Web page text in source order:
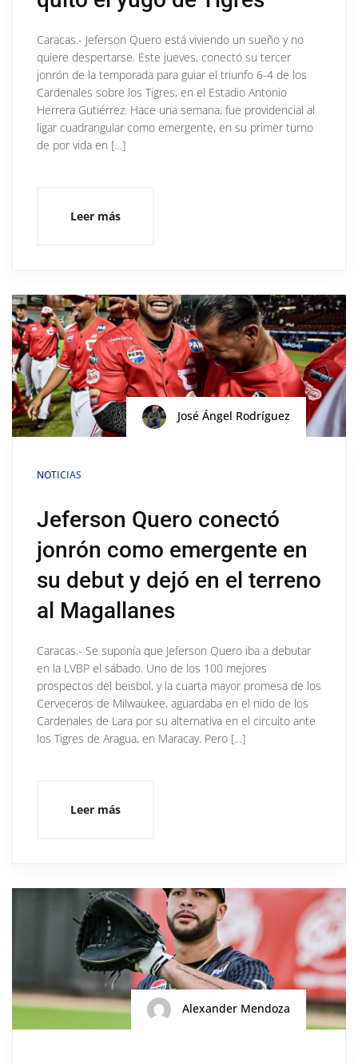
Caracas.- Jeferson Quero está viviendo un sueño y no
quiere despertarse. Este jueves, conectó su tercer
jonrón de la temporada para guiar el triunfo 6-4 de los
Cardenales sobre los Tigres, en el Estadio Antonio
Herrera Gutiérrez. Hace una semana, fue providencial al
ligar cuadrangular como emergente, en su primer turno
de por vida en […]
Leer más
José Ángel Rodríguez
NOTICIAS
Jeferson Quero conectó
jonrón como emergente en
su debut y dejó en el terreno
al Magallanes
Caracas.- Se suponía que Jeferson Quero iba a debutar
en la LVBP el sábado. Uno de los 100 mejores
prospectos del beisbol, y la cuarta mayor promesa de los
Cerveceros de Milwaukee, aguardaba en el nido de los
Cardenales de Lara por su alternativa en el circuito ante
los Tigres de Aragua, en Maracay. Pero […]
Leer más
Alexander Mendoza